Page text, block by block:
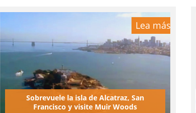
Lea más
Sobrevuele la isla de Alcatraz, San
Francisco y visite Muir Woods